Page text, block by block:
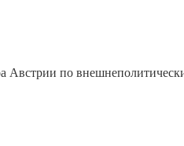
Австрии по